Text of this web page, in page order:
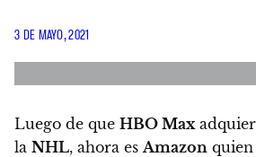
3 DE MAYO, 2021
Luego de que HBO Max
la NHL, ahora es Amazon